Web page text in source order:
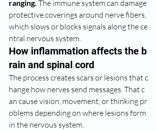
ranging. The immune system can damage
protective coverings around nerve fibers,
which slows or blocks signals along the ce
ntral nervous system.
How inflammation affects the b
rain and spinal cord
The process creates scars or lesions that c
hange how nerves send messages. That c
an cause vision, movement, or thinking pr
oblems depending on where lesions form
in the nervous system.